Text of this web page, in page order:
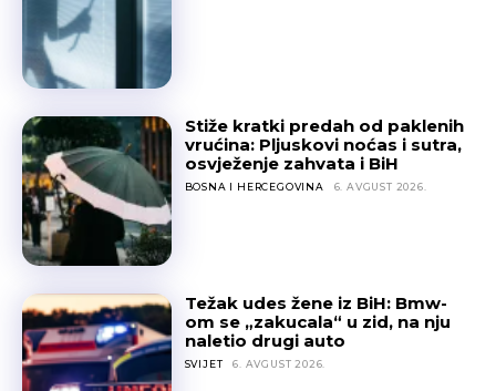
Stiže kratki predah od paklenih
vrućina: Pljuskovi noćas i sutra,
osvježenje zahvata i BiH
BOSNA I HERCEGOVINA 6. AVGUST 2026.
Težak udes žene iz BiH: Bmw-
om se „zakucala“ u zid, na nju
naletio drugi auto
SVIJET 6. AVGUST 2026.